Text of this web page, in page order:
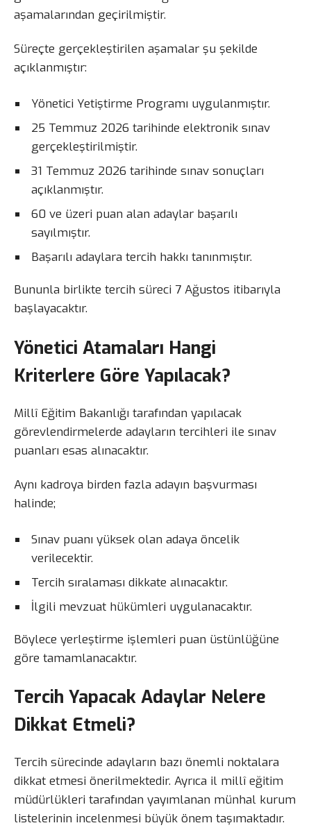
aşamalarından geçirilmiştir.
Süreçte gerçekleştirilen aşamalar şu şekilde
açıklanmıştır:
Yönetici Yetiştirme Programı uygulanmıştır.
25 Temmuz 2026 tarihinde elektronik sınav
gerçekleştirilmiştir.
31 Temmuz 2026 tarihinde sınav sonuçları
açıklanmıştır.
60 ve üzeri puan alan adaylar başarılı
sayılmıştır.
Başarılı adaylara tercih hakkı tanınmıştır.
Bununla birlikte tercih süreci 7 Ağustos itibarıyla
başlayacaktır.
Yönetici Atamaları Hangi
Kriterlere Göre Yapılacak?
Millî Eğitim Bakanlığı tarafından yapılacak
görevlendirmelerde adayların tercihleri ile sınav
puanları esas alınacaktır.
Aynı kadroya birden fazla adayın başvurması
halinde;
Sınav puanı yüksek olan adaya öncelik
verilecektir.
Tercih sıralaması dikkate alınacaktır.
İlgili mevzuat hükümleri uygulanacaktır.
Böylece yerleştirme işlemleri puan üstünlüğüne
göre tamamlanacaktır.
Tercih Yapacak Adaylar Nelere
Dikkat Etmeli?
Tercih sürecinde adayların bazı önemli noktalara
dikkat etmesi önerilmektedir. Ayrıca il millî eğitim
müdürlükleri tarafından yayımlanan münhal kurum
listelerinin incelenmesi büyük önem taşımaktadır.